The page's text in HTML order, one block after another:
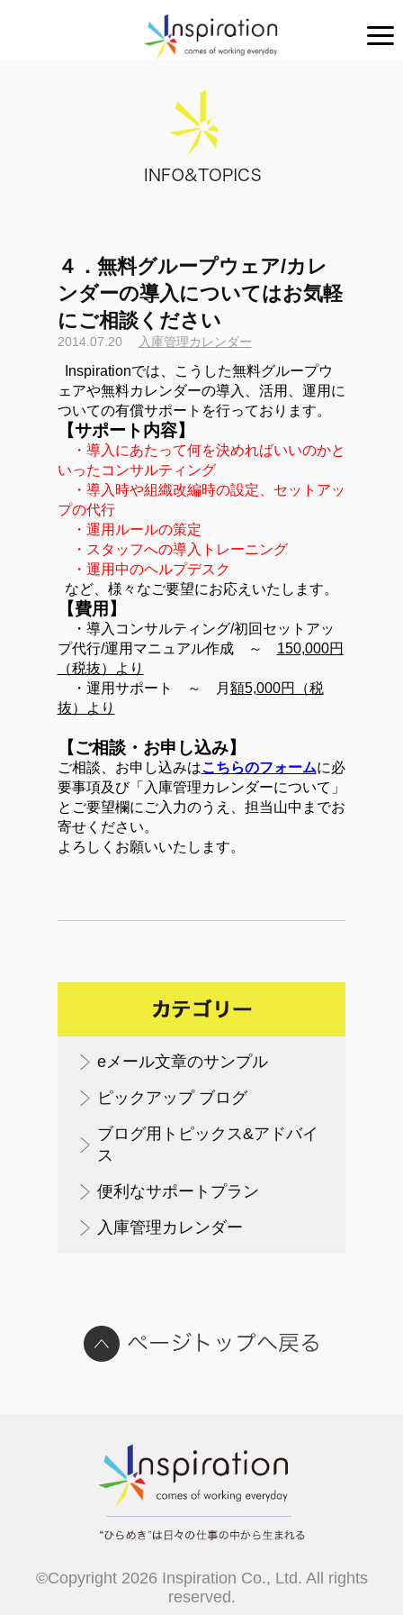
４．無料グループウェア/カレ
ンダーの導入についてはお気軽
にご相談ください
2014.07.20 入庫管理カレンダー
Inspirationでは、こうした無料グループウ
ェアや無料カレンダーの導入、活用、運用に
ついての有償サポートを行っております。
【サポート内容】
・導入にあたって何を決めればいいのかと
いったコンサルティング
・導入時や組織改編時の設定、セットアッ
プの代行
・運用ルールの策定
・スタッフへの導入トレーニング
・運用中のヘルプデスク
など、様々なご要望にお応えいたします。
【費用】
・導入コンサルティング/初回セットアッ
プ代行/運用マニュアル作成 ～ 150,000円
（税抜）より
・運用サポート ～ 月 額5,000円（税
抜）より
【ご相談・お申し込み】
ご相談、お申し込みはこちらのフォームに必
要事項及び「入庫管理カレンダーについて」
とご要望欄にご入力のうえ、担当山中までお
寄せください。
よろしくお願いいたします。
eメール文章のサンプル
ピックアップ ブログ
ブログ用トピックス&アドバイ
ス
便利なサポートプラン
入庫管理カレンダー
©Copyright 2026 Inspiration Co., Ltd. All rights
reserved.